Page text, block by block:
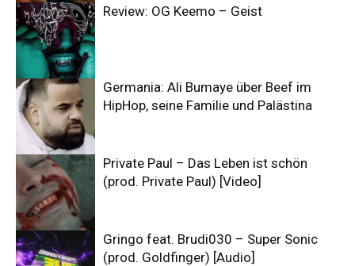
Review: OG Keemo – Geist
Germania: Ali Bumaye über Beef im
HipHop, seine Familie und Palästina
Private Paul – Das Leben ist schön
(prod. Private Paul) [Video]
Gringo feat. Brudi030 – Super Sonic
(prod. Goldfinger) [Audio]